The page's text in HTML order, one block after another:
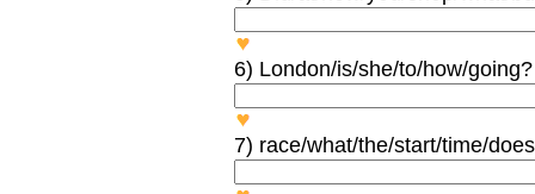
6) London/is/she/to/how/
7) race/what/the/start/time/